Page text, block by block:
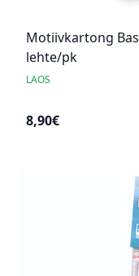
Motiivkartong
lehte/pk
LAOS
8,90€